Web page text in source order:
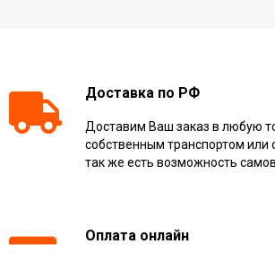
Доставка по РФ
Доставим Ваш заказ в любую
собственным транспортом или
так же есть возможность
Оплата онлайн